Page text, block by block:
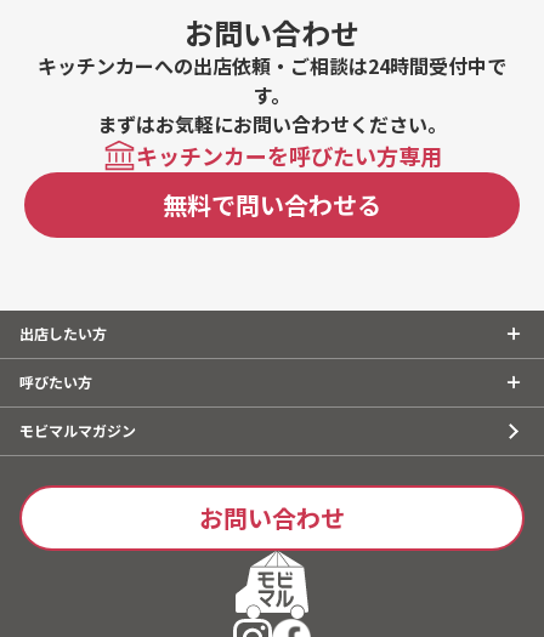
たおにぎり（塩辛と梅しそ）、大阪産の海苔を使ったおに
ぎり（しらす大葉）、大阪産の海苔を使ったおにぎり（照
り焼きチキンマヨ）、大阪産の海苔を使ったおにぎり（チ
ャーシューとメンマ）、大阪産の海苔を使ったおにぎり
（ドライいちじくとローストアーモンド）、大阪産の海苔
を使ったおにぎり（ドライトマトとブルーチーズ）、大阪
産の海苔を使ったおにぎり（鮭とごま）、大阪産の海苔を
使ったおにぎり（炙り明太子）、大阪産の海苔を使ったお
にぎり（いぶりがっこクリームチーズ）、トロピカル、骨
付きソーセージ、ガーリックソーセージ、アメリカンソー
粕汁、おにぎり２つセット、生いちごクリームクレープ、
チョコバナナクレープ、お試し銀シャリ、ぜんざい、おで
ん 5種盛り、抹茶ラテ、ホットレモン、ホットコーヒ
ー、甘酒、コーンスープ、果汁100% パインジュース、果
抹茶ミルク、いちごミルク、ミックスジュース、ティーソ
ーダ、アイスティー、ロイヤルミルクティー、アイスコー
ヒー、カフェオレ、おにぎり 500円、おにぎり 400
円、塩おにぎり 350円、ノンアルコールカクテル、果肉
たっぷりかき氷、豚汁、おにぎりと豚汁セット、おにぎ
お問い合わせ
キッチンカーへの出店依頼・ご相談は24時間受付中で
す。
まずはお気軽にお問い合わせください。
キッチンカーを呼びたい方専用
無料で問い合わせる
出店したい方
呼びたい方
モビマルマガジン
お問い合わせ